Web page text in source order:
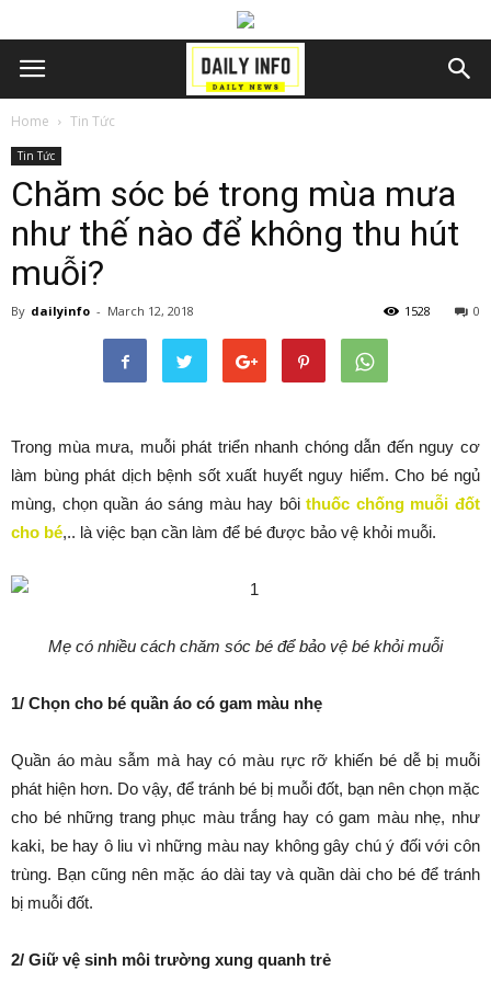
Home Tin Tức
Tin Tức
Chăm sóc bé trong mùa mưa
như thế nào để không thu hút
muỗi?
By dailyinfo - March 12, 2018 0
1528
Trong mùa mưa, muỗi phát triển nhanh chóng dẫn đến nguy cơ
làm bùng phát dịch bệnh sốt xuất huyết nguy hiểm. Cho bé ngủ
mùng, chọn quần áo sáng màu hay bôithuốc chống muỗi đốt
cho bé,.. là việc bạn cần làm để bé được bảo vệ khỏi muỗi.
Mẹ có nhiều cách chăm sóc bé để bảo vệ bé khỏi muỗi
1/ Chọn cho bé quần áo có gam màu nhẹ
Quần áo màu sẫm mà hay có màu rực rỡ khiến bé dễ bị muỗi
phát hiện hơn. Do vậy, để tránh bé bị muỗi đốt, bạn nên chọn mặc
cho bé những trang phục màu trắng hay có gam màu nhẹ, như
kaki, be hay ô liu vì những màu nay không gây chú ý đối với côn
trùng. Bạn cũng nên mặc áo dài tay và quần dài cho bé để tránh
bị muỗi đốt.
2/ Giữ vệ sinh môi trường xung quanh trẻ